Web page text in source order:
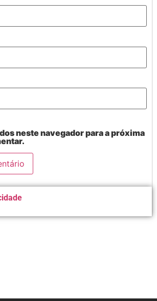
neste navegador para a próxima